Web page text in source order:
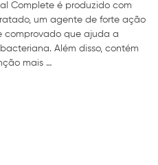
Complete é produzido com
um agente de forte ação
comprovado que ajuda a
Além disso, contém
mais …